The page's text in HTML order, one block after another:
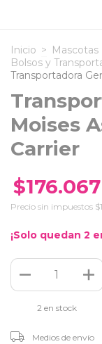
Inicio > Mascotas
Bolsos y
Transportadora
Moises
Carrier
$176.067
Precio sin impuestos
¡Solo quedan 2
2 en stock
Entregas para el CP:
Medios de envío